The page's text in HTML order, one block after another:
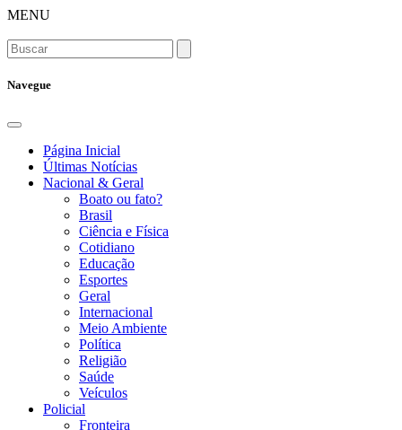
MENU
Navegue
Página Inicial
Últimas Notícias
Nacional & Geral
Boato ou fato?
Brasil
Ciência e Física
Cotidiano
Educação
Esportes
Geral
Internacional
Meio Ambiente
Política
Religião
Saúde
Veículos
Policial
Fronteira